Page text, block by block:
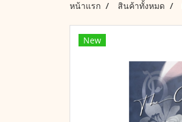
หน้าแรก สินค้าทั้งหมด
New